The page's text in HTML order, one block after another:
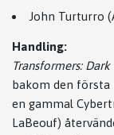
John Turturro
Handling:
Transformers:
bakom den första
en gammal
LaBeouf)